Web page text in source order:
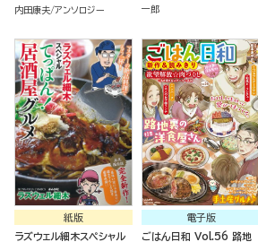
SP
内田康夫 アンソロジー
一郎
紙版
ラズウェル細木スペシャル
電子版
ごはん日和 Vol.56 路地